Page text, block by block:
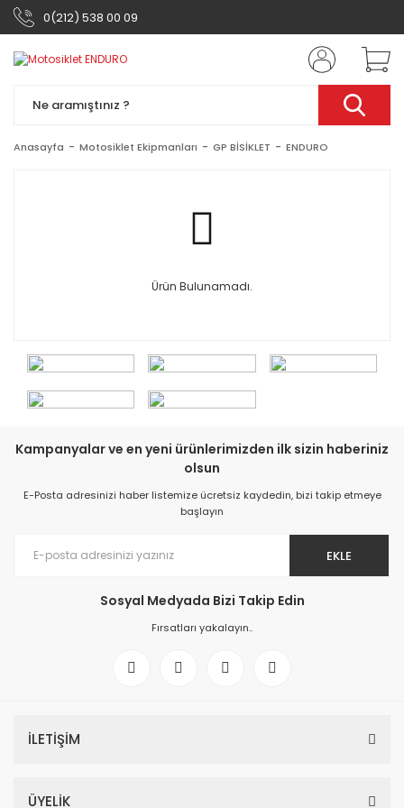
0(212) 538 00 09
Anasayfa Motosiklet Ekipmanları GP BİSİKLET ENDURO
Ürün Bulunamadı.
Kampanyalar ve en yeni ürünlerimizden ilk sizin haberiniz
olsun
E-Posta adresinizi haber listemize ücretsiz kaydedin, bizi takip etmeye
başlayın
EKLE
Sosyal Medyada Bizi Takip Edin
Fırsatları yakalayın..
İLETİŞİM
ÜYELİK